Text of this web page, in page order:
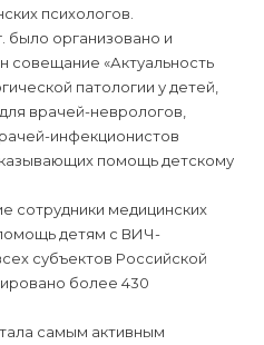
психологов.
было организовано и
совещание «Актуальность
патологии у детей,
врачей-неврологов,
инфекционистов
помощь детскому
сотрудники медицинских
детям с ВИЧ-
субъектов Российской
более 430
самым активным